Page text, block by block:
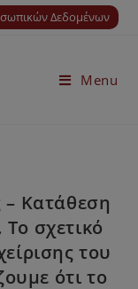
Δεδομένων
Menu
– Κατάθεση
σχετικό
του
ότι το